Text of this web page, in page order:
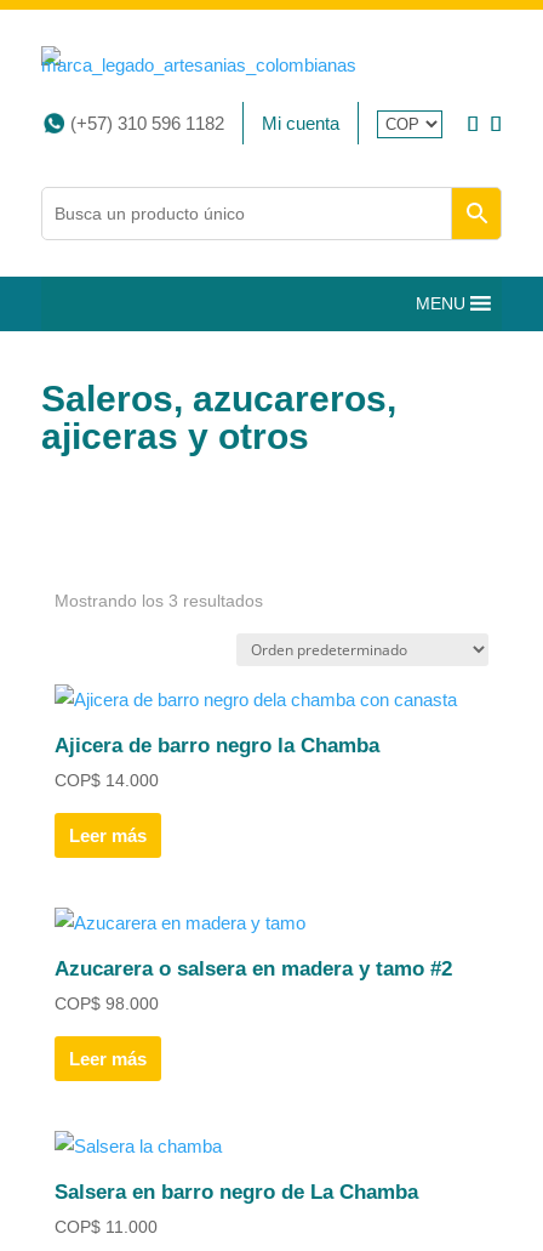
(+57) 310 596 1182 Mi cuenta
MENU
Saleros, azucareros,
ajiceras y otros
Mostrando los 3 resultados
Ajicera de barro negro la Chamba
COP$14.000
Leer más
Azucarera o salsera en madera y tamo #2
COP$98.000
Leer más
Salsera en barro negro de La Chamba
COP$11.000